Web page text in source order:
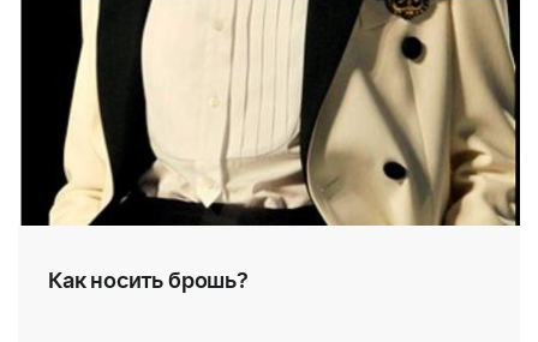
Как носить брошь?